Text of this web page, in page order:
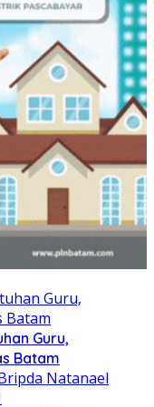
Guru,
Batam